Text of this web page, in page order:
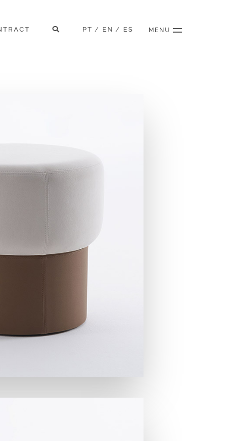
PT / EN / ES MENU